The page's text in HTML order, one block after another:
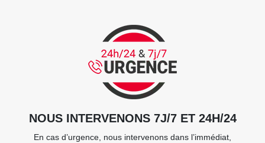
NOUS INTERVENONS 7J/7 ET 24H/24
En cas d’urgence, nous intervenons dans l’immédiat,